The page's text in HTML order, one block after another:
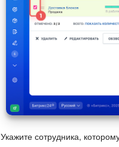
Укажите сотрудника,